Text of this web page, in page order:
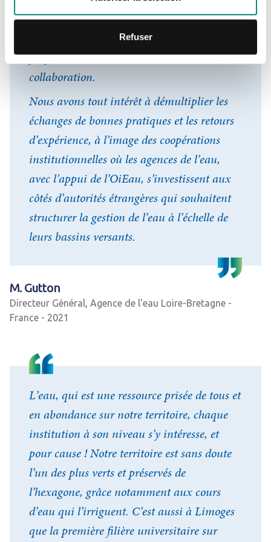
Refuser
changement climatique, parce qu’elle est
transversale, est également
propice à l’innovation dans notre
collaboration.
Nous avons tout intérêt à démultiplier les
échanges de bonnes pratiques et les retours
d’expérience, à l’image des coopérations
institutionnelles où les agences de l’eau,
avec l’appui de l’OiEau, s’investissent aux
côtés d’autorités étrangères qui souhaitent
structurer la gestion de l’eau à l’échelle de
leurs bassins versants.
M. Gutton
Directeur Général, Agence de l'eau Loire-Bretagne -
France - 2021
L’eau, qui est une ressource prisée de tous et
en abondance sur notre territoire, chaque
institution à son niveau s’y intéresse, et
pour cause ! Notre territoire est sans doute
l’un des plus verts et préservés de
l’hexagone, grâce notamment aux cours
d’eau qui l’irriguent. C’est aussi à Limoges
que la première filière universitaire sur